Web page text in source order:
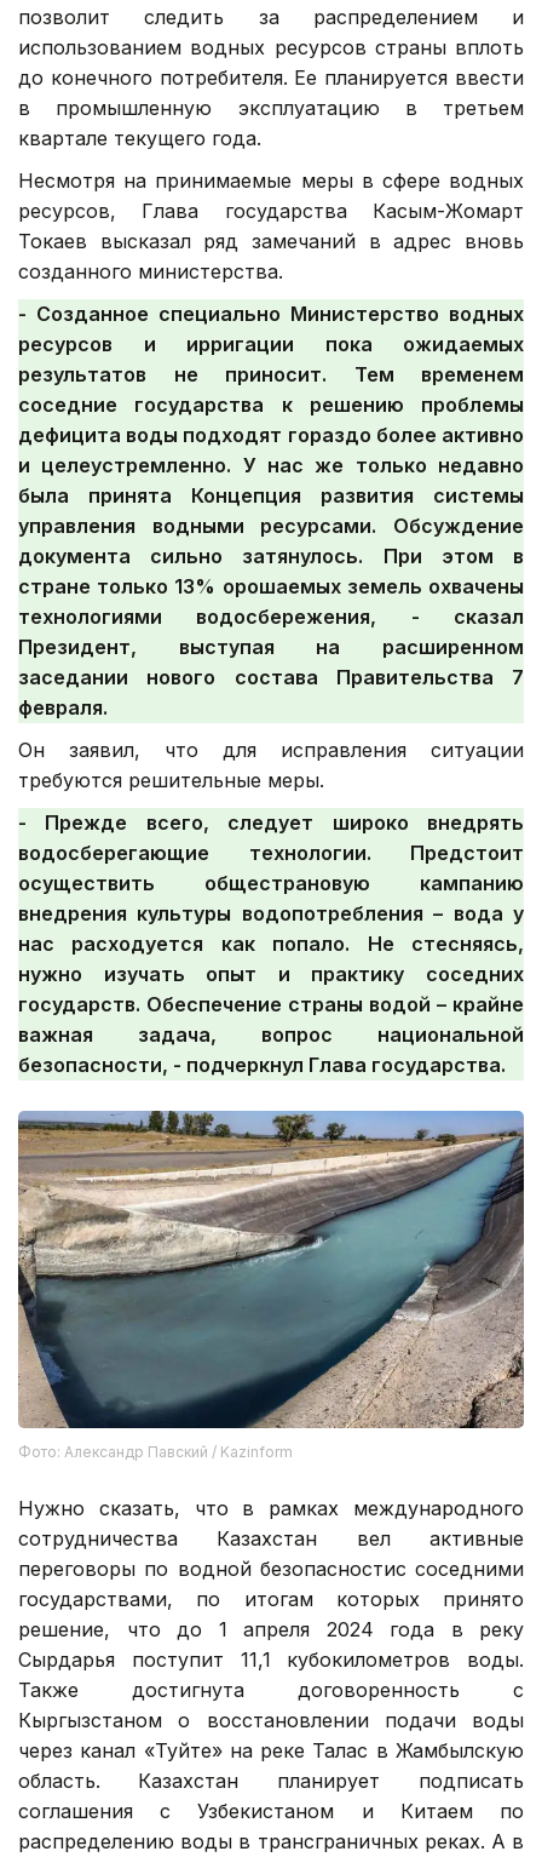
позволит следить за распределением и
использованием водных ресурсов страны вплоть
до конечного потребителя. Ее планируется ввести
в промышленную эксплуатацию в третьем
квартале текущего года.
Несмотря на принимаемые меры в сфере водных
ресурсов, Глава государства Касым-Жомарт
Токаев высказал ряд замечаний в адрес вновь
созданного министерства.
- Созданное специально Министерство водных
ресурсов и ирригации пока ожидаемых
результатов не приносит. Тем временем
соседние государства к решению проблемы
дефицита воды подходят гораздо более активно
и целеустремленно. У нас же только недавно
была принята Концепция развития системы
управления водными ресурсами. Обсуждение
документа сильно затянулось. При этом в
стране только 13% орошаемых земель охвачены
технологиями водосбережения, - сказал
Президент, выступая на расширенном
заседании нового состава Правительства 7
февраля.
Он заявил, что для исправления ситуации
требуются решительные меры.
- Прежде всего, следует широко внедрять
водосберегающие технологии. Предстоит
осуществить общестрановую кампанию
внедрения культуры водопотребления – вода у
нас расходуется как попало. Не стесняясь,
нужно изучать опыт и практику соседних
государств. Обеспечение страны водой – крайне
важная задача, вопрос национальной
безопасности, - подчеркнул Глава государства.
Фото: Александр Павский / Kazinform
Нужно сказать, что в рамках международного
сотрудничества Казахстан вел активные
переговоры по водной безопасностис соседними
государствами, по итогам которых принято
решение, что до 1 апреля 2024 года в реку
Сырдарья поступит 11,1 кубокилометров воды.
Также достигнута договоренность с
Кыргызстаном о восстановлении подачи воды
через канал «Туйте» на реке Талас в Жамбылскую
область.
Казахстан планирует подписать
соглашения с Узбекистаном и Китаем по
распределению воды в трансграничных реках. А в